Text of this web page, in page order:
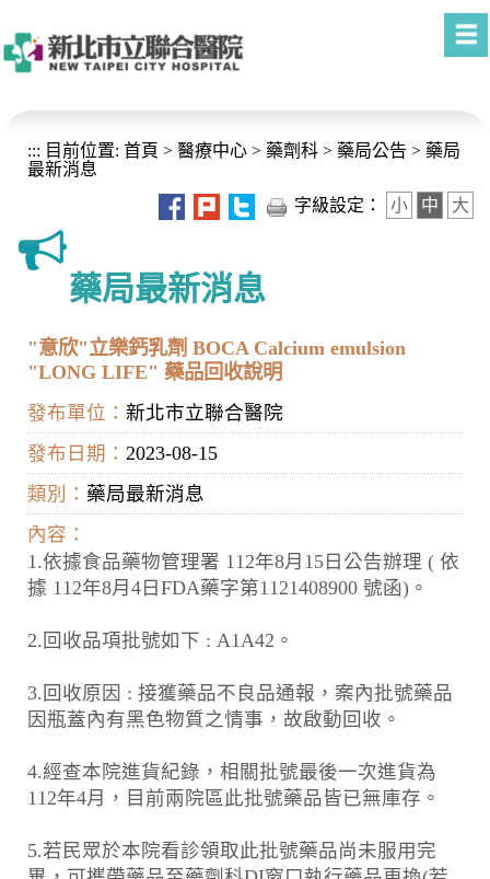
::: 目前位置: 首頁 > 醫療中心 > 藥劑科 > 藥局公告 > 藥局
最新消息
字級設定：
小 中 大
藥局最新消息
"意欣"立樂鈣乳劑 BOCA Calcium emulsion
"LONG LIFE" 藥品回收說明
發布單位： 新北市立聯合醫院
發布日期： 2023-08-15
類別： 藥局最新消息
內容：
1.依據食品藥物管理署 112年8月15日公告辦理 ( 依
據 112年8月4日FDA藥字第1121408900 號函)。
2.回收品項批號如下 : A1A42。
3.回收原因 : 接獲藥品不良品通報，案內批號藥品
因瓶蓋內有黑色物質之情事，故啟動回收。
4.經查本院進貨紀錄，相關批號最後一次進貨為
112年4月，目前兩院區此批號藥品皆已無庫存。
5.若民眾於本院看診領取此批號藥品尚未服用完